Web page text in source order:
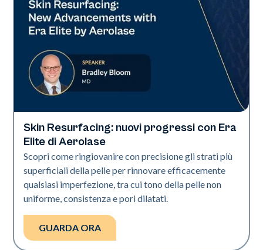
Era Elite
Skin Resurfacing: nuovi progressi con Era
Elite di Aerolase
Scopri come ringiovanire con precisione gli strati più
superficiali della pelle per rinnovare efficacemente
qualsiasi imperfezione, tra cui tono della pelle non
uniforme, consistenza e pori dilatati.
GUARDA ORA